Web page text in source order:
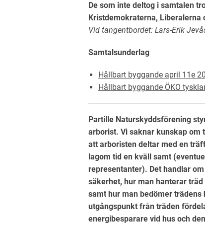
De som inte deltog i samtalen
Kristdemokraterna, Liberalerna
Vid tangentbordet: Lars-Erik
Samtalsunderlag
Hållbart byggande april 11e
Hållbart byggande ÖKO
Partille Naturskyddsförening
arborist. Vi saknar kunskap om
att arboristen deltar med en
lagom tid en kväll samt
representanter). Det handlar
säkerhet, hur man hanterar
samt hur man bedömer
utgångspunkt från träden
energibesparare vid hus och